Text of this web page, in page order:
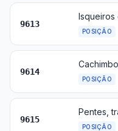
9613
POSIÇÃO
9614
POSIÇÃO
9615
POSIÇÃO